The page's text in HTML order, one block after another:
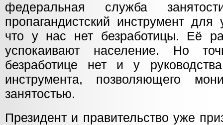
федеральная служба
пропагандистский инструмент
что у нас нет безработицы. Её
успокаивают население. Но
безработице нет и у
инструмента, позволяющего
занятостью.
Президент и правительство уже